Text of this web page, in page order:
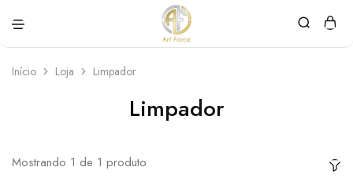
Force
personalizadas
Início Loja Limpador
Limpador
Mostrando 1 de 1 produto